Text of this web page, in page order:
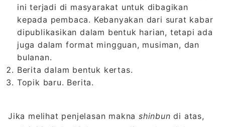
ini terjadi di masyarakat untuk dibagikan
kepada pembaca. Kebanyakan dari surat kabar
dipublikasikan dalam bentuk harian, tetapi ada
juga dalam format mingguan, musiman, dan
bulanan.
Berita dalam bentuk kertas.
Topik baru. Berita.
Jika melihat penjelasan makna shinbundi atas,